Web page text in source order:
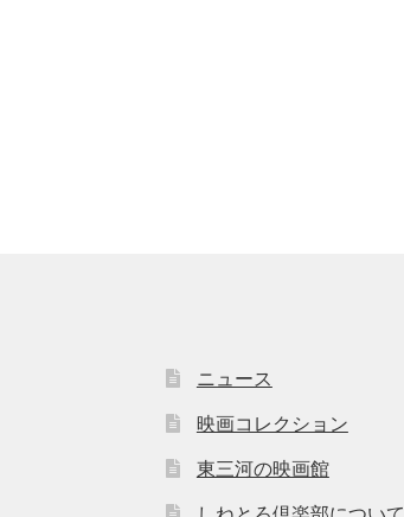
ニュース
映画コレクション
東三河の映画館